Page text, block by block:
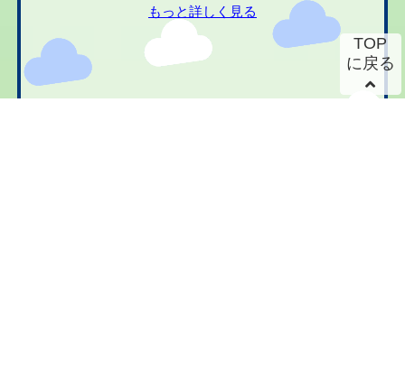
もっと詳しく見る
TOP
に戻る